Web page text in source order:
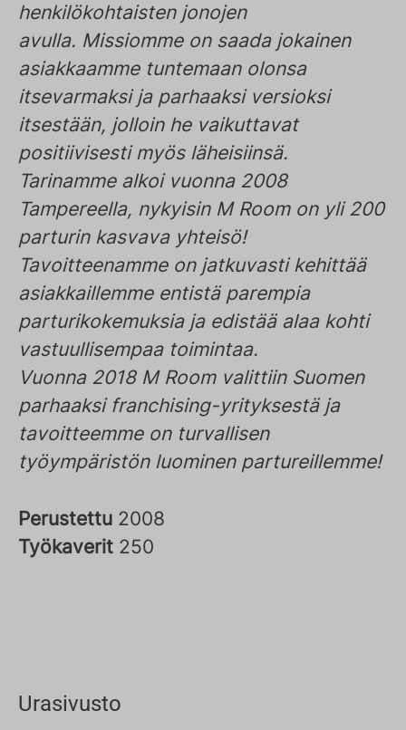
henkilökohtaisten jonojen
avulla. Missiomme on saada jokainen
asiakkaamme tuntemaan olonsa
itsevarmaksi ja parhaaksi versioksi
itsestään, jolloin he vaikuttavat
positiivisesti myös läheisiinsä.
Tarinamme alkoi vuonna 2008
Tampereella, nykyisin M Room on yli 200
parturin kasvava yhteisö!
Tavoitteenamme on jatkuvasti kehittää
asiakkaillemme entistä parempia
parturikokemuksia ja edistää alaa kohti
vastuullisempaa toimintaa.
Vuonna 2018 M Room valittiin Suomen
parhaaksi franchising-yrityksestä ja
tavoitteemme on turvallisen
työympäristön luominen partureillemme!
Perustettu 2008
Työkaverit 250
Urasivusto